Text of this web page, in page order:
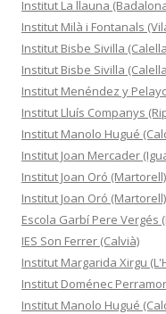
Institut La llauna
Institut Milà i Fontanals
Institut Bisbe Sivilla
Institut Bisbe Sivilla
Institut Menéndez y
Institut Lluís Companys
Institut Manolo Hugué
Institut Joan Mercader
Institut Joan Oró (Martorell)
Institut Joan Oró (Martorell)
Escola Garbí Pere Vergés
IES Son Ferrer (Calvià)
Institut Margarida Xirgu
Institut Doménec
Institut Manolo Hugué